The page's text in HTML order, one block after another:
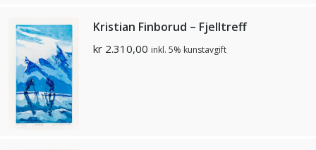
Kristian Finborud – Fjelltreff
kr 2.310,00 inkl. 5% kunstavgift